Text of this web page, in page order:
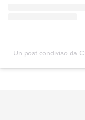
Un post condiviso da